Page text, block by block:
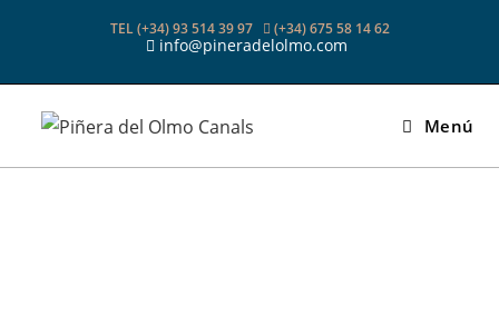
TEL (+34) 93 514 39 97 (+34) 675 58 14 62
info@pineradelolmo.com
Menú